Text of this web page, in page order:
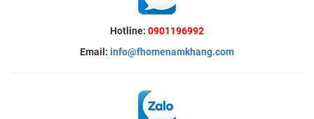
Hotline: 0901196992
Email: info@fhomenamkhang.com